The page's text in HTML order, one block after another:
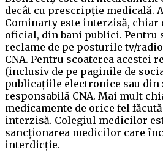
decât cu prescripție medicală.
Cominarty este interzisă, chiar
oficial, din bani publici. Pentru
reclame de pe posturile tv/
CNA. Pentru scoaterea acestei
(inclusiv de pe paginile de
publicațiile electronice sau din
responsabilă CNA. Mai mult
medicamente de orice fel
interzisă. Colegiul medicilor
sancționarea medicilor care
interdicție.